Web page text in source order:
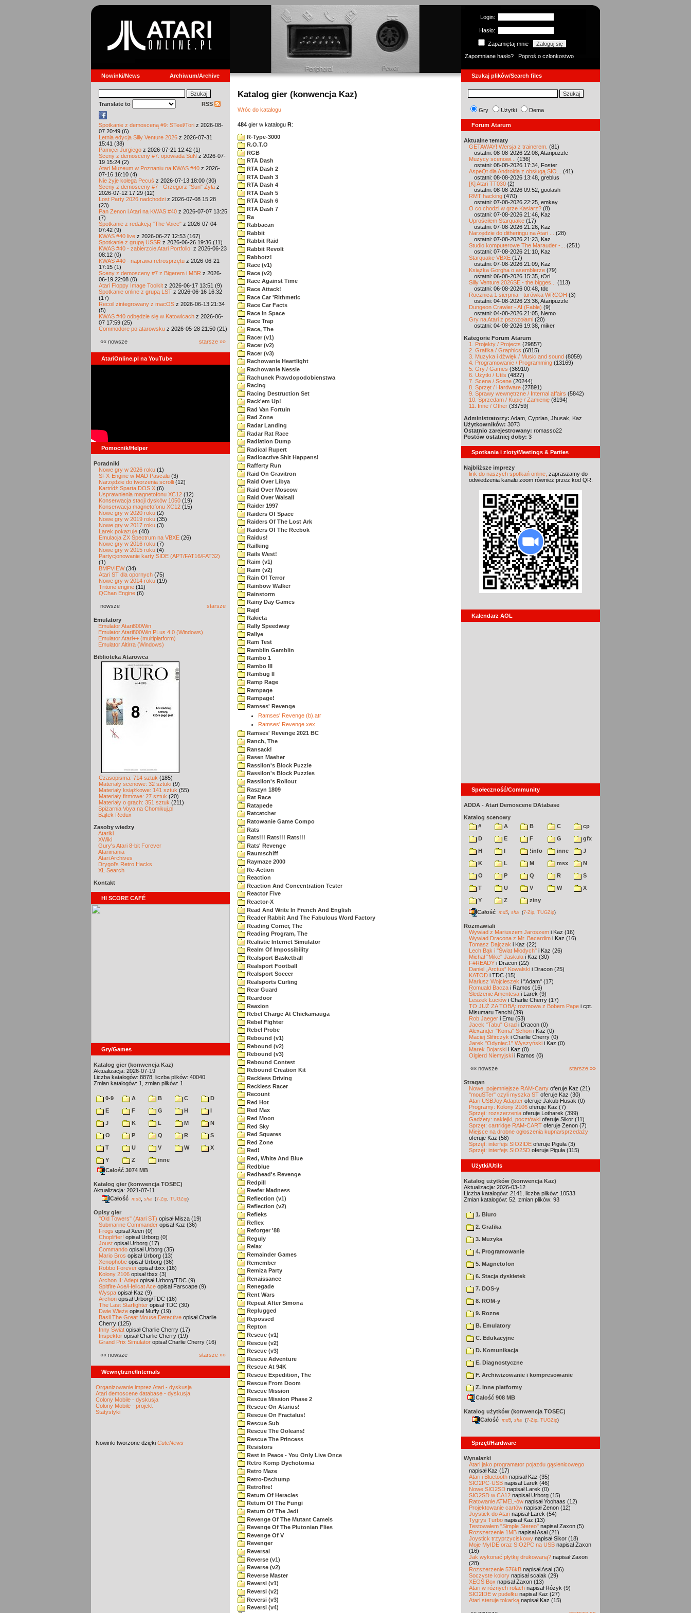
Login:
Hasło:
Zapamiętaj mnie
Zapomniane hasło?
Poproś o członkostwo
Nowinki/News Archiwum/Archive Szukaj plików/Search files
Translate to RSS
Spotkanie z demosceną #9: STeel/Tori z 2026-08-
07 20:49 (6)
Letnia edycja Silly Venture 2026 z 2026-07-31
15:41 (38)
Pamięci Jurgiego z 2026-07-21 12:42 (1)
Sceny z demosceny #7: opowiada SuN z 2026-07-
19 15:24 (2)
Atari Muzeum w Poznaniu na KWAS #40 z 2026-
07-16 16:10 (4)
Nie żyje kolega Pecuś z 2026-07-13 18:00 (30)
Sceny z demosceny #7 - Grzegorz "Sun" Żyła z
2026-07-12 17:29 (12)
Lost Party 2026 nadchodzi z 2026-07-08 15:28
(23)
Pan Zenon i Atari na KWAS #40 z 2026-07-07 13:25
(7)
Spotkanie z redakcją "The Voice" z 2026-07-04
07:42 (9)
KWAS #40 live z 2026-06-27 12:53 (167)
Spotkanie z grupą USSR z 2026-06-26 19:36 (11)
KWAS #40 - zabierzcie Atari Portfolio! z 2026-06-23
08:12 (0)
KWAS #40 - naprawa retrosprzętu z 2026-06-21
17:15 (1)
Sceny z demosceny #7 z Bigerem i MBR z 2026-
06-19 22:08 (0)
Atari Floppy Image Toolkit z 2026-06-17 13:51 (9)
Spotkanie online z grupą LST z 2026-06-16 16:32
(17)
Recoil zintegrowany z macOS z 2026-06-13 21:34
(5)
KWAS #40 odbędzie się w Katowicach z 2026-06-
07 17:59 (25)
Commodore po atarowsku z 2026-05-28 21:50 (21)
«« nowsze starsze »»
AtariOnline.pl na YouTube
Pomocnik/Helper
Poradniki
Nowe gry w 2026 roku (1)
SFX-Engine w MAD Pascalu (3)
Narzędzie do tworzenia scrolli (12)
Kartridż Sparta DOS X (6)
Usprawnienia magnetofonu XC12 (12)
Konserwacja stacji dysków 1050 (19)
Konserwacja magnetofonu XC12 (15)
Nowe gry w 2020 roku (2)
Nowe gry w 2019 roku (35)
Nowe gry w 2017 roku (3)
Larek pokazuje (40)
Emulacja ZX Spectrum na VBXE (26)
Nowe gry w 2016 roku (7)
Nowe gry w 2015 roku (4)
Partycjonowanie karty SIDE (APT/FAT16/FAT32)
(1)
BMPVIEW(34)
Atari ST dla opornych (75)
Nowe gry w 2014 roku (19)
Tritone engine (11)
QChan Engine (6)
nowsze starsze
Emulatory
Emulator Atari800Win
Emulator Atari800Win PLus 4.0 (Windows)
Emulator Atari++ (multiplatform)
Emulator Altirra (Windows)
Biblioteka Atarowca
Czasopisma: 714 sztuk (185)
Materiały scenowe: 32 sztuki (9)
Materiały książkowe: 141 sztuk (55)
Materiały firmowe: 27 sztuk (20)
Materiały o grach: 351 sztuk (211)
Spiżarnia Voya na Chomikuj.pl
Bajtek Redux
Zasoby wiedzy
Atariki
XWiki
Gury's Atari 8-bit Forever
Atarimania
Atari Archives
Drygol's Retro Hacks
XL Search
Kontakt
HI SCORE CAFÉ
Gry/Games
Katalog gier (konwencja Kaz)
Aktualizacja: 2026-07-19
Liczba katalogów: 8878, liczba plików: 40040
Zmian katalogów: 1, zmian plików: 1
0-9 A B C
D
E
F G H
I
J
K L M
N
O
P Q R
S
T
U V W
X
Y
Z
inne
Całość 3074 MB
Katalog gier (konwencja TOSEC)
Aktualizacja: 2021-07-11
Całość md5 sha (7-Zip TUGZip)
Opisy gier
"Old Towers" (Atari ST) opisał Misza (19)
Submarine Commander opisał Kaz (36)
Frogs opisał Xeen (0)
Choplifter! opisał Urborg (0)
Joust opisał Urborg (17)
Commando opisał Urborg (35)
Mario Bros opisał Urborg (13)
Xenophobe opisał Urborg (36)
Robbo Forever opisał tbxx (16)
Kolony 2106 opisał tbxx (3)
Archon II: Adept opisał Urborg/TDC (9)
Spitfire Ace/Hellcat Ace opisał Farscape (9)
Wyspa opisał Kaz (9)
Archon opisał Urborg/TDC (16)
The Last Starfighter opisał TDC (30)
Dwie Wieże opisał Muffy (19)
Basil The Great Mouse Detective opisał Charlie
Cherry (125)
Inny Świat opisał Charlie Cherry (17)
Inspektor opisał Charlie Cherry (19)
Grand Prix Simulator opisał Charlie Cherry (16)
«« nowsze starsze »»
Wewnętrzne/Internals
Organizowanie imprez Atari - dyskusja
Atari demoscene database - dyskusja
Colony Mobile - dyskusja
Colony Mobile - projekt
Statystyki
Nowinki tworzone dzięki CuteNews
Katalog gier (konwencja Kaz)
Wróc do katalogu
484 gier w katalogu R:
R-Type-3000
R.O.T.O
RGB
RTA Dash
RTA Dash 2
RTA Dash 3
RTA Dash 4
RTA Dash 5
RTA Dash 6
RTA Dash 7
Ra
Rabbacan
Rabbit
Rabbit Raid
Rabbit Revolt
Rabbotz!
Race (v1)
Race (v2)
Race Against Time
Race Attack!
Race Car 'Rithmetic
Race Car Facts
Race In Space
Race Trap
Race, The
Racer (v1)
Racer (v2)
Racer (v3)
Rachowanie Heartlight
Rachowanie Nessie
Rachunek Prawdopodobienstwa
Racing
Racing Destruction Set
Rack'em Up!
Rad Van Fortuin
Rad Zone
Radar Landing
Radar Rat Race
Radiation Dump
Radical Rupert
Radioactive Shit Happens!
Rafferty Run
Raid On Gravitron
Raid Over Libya
Raid Over Moscow
Raid Over Walsall
Raider 1997
Raiders Of Space
Raiders Of The Lost Ark
Raiders Of The Reebok
Raidus!
Railking
Rails West!
Raim (v1)
Raim (v2)
Rain Of Terror
Rainbow Walker
Rainstorm
Rainy Day Games
Rajd
Rakieta
Rally Speedway
Rallye
Ram Test
Ramblin Gamblin
Rambo 1
Rambo III
Rambug II
Ramp Rage
Rampage
Rampage!
Ramses' Revenge
Ramses' Revenge (b).atr
Ramses' Revenge.xex
Ramses' Revenge 2021 BC
Ranch, The
Ransack!
Rasen Maeher
Rassilon's Block Puzzle
Rassilon's Block Puzzles
Rassilon's Rollout
Raszyn 1809
Rat Race
Ratapede
Ratcatcher
Ratowanie Game Compo
Rats
Rats!!! Rats!!! Rats!!!
Rats' Revenge
Raumschiff
Raymaze 2000
Re-Action
Reaction
Reaction And Concentration Tester
Reactor Five
Reactor-X
Read And Write In French And English
Reader Rabbit And The Fabulous Word Factory
Reading Corner, The
Reading Program, The
Realistic Internet Simulator
Realm Of Impossibility
Realsport Basketball
Realsport Football
Realsport Soccer
Realsports Curling
Rear Guard
Reardoor
Reaxion
Rebel Charge At Chickamauga
Rebel Fighter
Rebel Probe
Rebound (v1)
Rebound (v2)
Rebound (v3)
Rebound Contest
Rebound Creation Kit
Reckless Driving
Reckless Racer
Recount
Red Hot
Red Max
Red Moon
Red Sky
Red Squares
Red Zone
Red!
Red, White And Blue
Redblue
Redhead's Revenge
Redpill
Reefer Madness
Reflection (v1)
Reflection (v2)
Refleks
Reflex
Reforger '88
Reguly
Relax
Remainder Games
Remember
Remiza Party
Renaissance
Renegade
Rent Wars
Repeat After Simona
Replugged
Repossed
Repton
Rescue (v1)
Rescue (v2)
Rescue (v3)
Rescue Adventure
Rescue At 94K
Rescue Expedition, The
Rescue From Doom
Rescue Mission
Rescue Mission Phase 2
Rescue On Atarius!
Rescue On Fractalus!
Rescue Sub
Rescue The Ooleans!
Rescue The Princess
Resistors
Rest in Peace - You Only Live Once
Retro Komp Dychotomia
Retro Maze
Retro-Dschump
Retrofire!
Return Of Heracles
Return Of The Fungi
Return Of The Jedi
Revenge Of The Mutant Camels
Revenge Of The Plutonian Flies
Revenge Of V
Revenger
Reversal
Reverse (v1)
Reverse (v2)
Reverse Master
Reversi (v1)
Reversi (v2)
Reversi (v3)
Reversi (v4)
Gry Użytki Dema
Forum Atarum
Aktualne tematy
GETAWAY! Wersja z trainerem. (81)
ostatni: 08-08-2026 22:08, Ataripuzzle
Muzycy scenowi...
(136)
ostatni: 08-08-2026 17:34, Foster
AspeQt dla Androida z obsługą SIO...
(41)
ostatni: 08-08-2026 13:48, greblus
[K] Atari TT030 (2)
ostatni: 08-08-2026 09:52, goolash
RMT hacking (470)
ostatni: 07-08-2026 22:25, emkay
O co chodzi w grze Kasiarz? (8)
ostatni: 07-08-2026 21:46, Kaz
Uprościłem Starquake (17)
ostatni: 07-08-2026 21:26, Kaz
Narzędzie do ditheringu na Atari ...
(28)
ostatni: 07-08-2026 21:23, Kaz
Studio komputerowe The Marauder -...
(251)
ostatni: 07-08-2026 21:10, Kaz
Starquake VBXE (17)
ostatni: 07-08-2026 21:09, Kaz
Książka Gorgha o asemblerze (79)
ostatni: 06-08-2026 15:35, tOri
Silly Venture 2026SE - the bigges...
(113)
ostatni: 06-08-2026 00:48, tdc
Rocznica 1 sierpnia - turówka WRCOH (3)
ostatni: 04-08-2026 23:36, Ataripuzzle
Dungeon Crawler - AI (Fable) (9)
ostatni: 04-08-2026 21:05, Nemo
Gry na Atari z pszczołami (20)
ostatni: 04-08-2026 19:38, miker
Kategorie Forum Atarum
1. Projekty / Projects (29857)
2. Grafika / Graphics (6815)
3. Muzyka i dźwięk / Music and sound (8059)
4. Programowanie / Programming (13169)
5. Gry / Games (36910)
6. Użytki / Utils (4827)
7. Scena / Scene (20244)
8. Sprzęt / Hardware (27891)
9. Sprawy wewnętrzne / Internal affairs (5842)
10. Sprzedam / Kupię / Zamienię (8194)
11. Inne / Other (33759)
Administratorzy: Adam, Cyprian, Jhusak, Kaz
Użytkowników: 3073
Ostatnio zarejestrowany: romasso22
Postów ostatniej doby: 3
Spotkania i zloty/Meetings & Parties
Najbliższe imprezy
link do naszych spotkań online, zapraszamy do
odwiedzenia kanału zoom również przez kod QR:
Kalendarz AOL
Społeczność/Community
ADDA - Atari Demoscene DAtabase
Katalog scenowy
#
A B C
cp
D
E F G
gfx
H
I !info inne
J
K
L M msx
N
O
P Q R
S
T
U V W
X
Y
Z
ziny
Całość md5 sha (7-Zip TUGZip)
Rozmawiali
Wywiad z Mariuszem Jaroszem i Kaz (16)
Wywiad Dracona z Mr. Bacardim i Kaz (16)
Tomasz Dajczak i Kaz (22)
Lech Bąk i "Świat Młodych" i Kaz (26)
Michał "Mike" Jaskuła i Kaz (30)
F#READY i Dracon (22)
Daniel „Arctus” Kowalski i Dracon (25)
KATOD i TDC (15)
Mariusz Wojcieszek i "Adam" (17)
Romuald Bacza i Ramos (16)
Śledzenie Amentesa i Larek (9)
Leszek Łuciów i Charlie Cherry (17)
TO JUŻ ZA TOBĄ: rozmowa z Bobem Pape i cpt.
Misumaru Tenchi (39)
Rob Jaeger i Emu (53)
Jacek "Tabu" Grad i Dracon (0)
Alexander "Koma" Schön i Kaz (0)
Maciej Ślifirczyk i Charlie Cherry (0)
Jarek "Odyniec1" Wyszyński i Kaz (0)
Marek Bojarski i Kaz (0)
Olgierd Niemyjski i Ramos (0)
«« nowsze starsze »»
Stragan
Nowe, pojemniejsze RAM-Carty oferuje Kaz (21)
"mouSTer" czyli myszka ST oferuje Kaz (30)
Atari USBJoy Adapter oferuje Jakub Husak (0)
Programy: Kolony 2106 oferuje Kaz (7)
Sprzęt: rozszerzenia oferuje Lotharek (399)
Gadżety: naklejki, pocztówki oferuje Sikor (11)
Sprzęt: cartridge RAM-CART oferuje Zenon (7)
Miejsce na drobne ogłoszenia kupna/sprzedaży
oferuje Kaz (58)
Sprzęt: interfejs SIO2IDE oferuje Piguła (3)
Sprzęt: interfejs SIO2SD oferuje Piguła (115)
Użytki/Utils
Katalog użytków (konwencja Kaz)
Aktualizacja: 2026-03-12
Liczba katalogów: 2141, liczba plików: 10533
Zmian katalogów: 52, zmian plików: 93
1. Biuro
2. Grafika
3. Muzyka
4. Programowanie
5. Magnetofon
6. Stacja dyskietek
7. DOS-y
8. ROM-y
9. Rozne
B. Emulatory
C. Edukacyjne
D. Komunikacja
E. Diagnostyczne
F. Archiwizowanie i kompresowanie
Z. Inne platformy
Całość 908 MB
Katalog użytków (konwencja TOSEC)
Całość md5 sha (7-Zip TUGZip)
Sprzęt/Hardware
Wynalazki
Atari jako programator pojazdu gąsienicowego
napisał Kaz (17)
Atari i Bluetooth napisał Kaz (35)
SIO2PC-USB napisał Larek (46)
Nowe SIO2SD napisał Larek (0)
SIO2SD w CA12 napisał Urborg (15)
Ratowanie ATMEL-ów napisał Yoohaas (12)
Projektowanie cartów napisał Zenon (12)
Joystick do Atari napisał Larek (54)
Tygrys Turbo napisał Kaz (13)
Testowałem "Simple Stereo" napisał Zaxon (5)
Rozszerzenie 1MB napisał Asal (21)
Joystick trzyprzyciskowy napisał Sikor (18)
Moje MyIDE oraz SIO2PC na USB napisał Zaxon
(16)
Jak wykonać płytkę drukowaną? napisał Zaxon
(28)
Rozszerzenie 576kB napisał Asal (36)
Soczyste kolory napisał scalak (29)
XEGS Box napisał Zaxon (13)
Atari w różnych rolach napisał Różyk (9)
SIO2IDE w pudełku napisał Kaz (27)
Atari steruje tokarką napisał Kaz (15)